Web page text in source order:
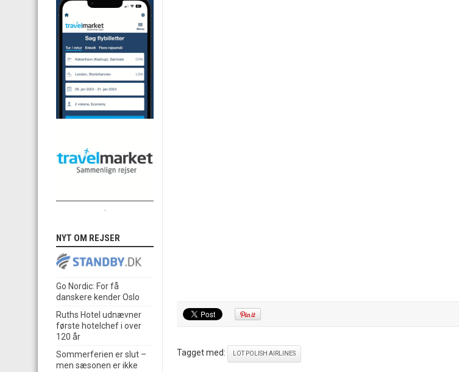
Tagget med: LOT POLISH AIRLINES
NYT OM REJSER
Go Nordic: For få
danskere kender Oslo
Ruths Hotel udnævner
første hotelchef i over
120 år
Sommerferien er slut –
men sæsonen er ikke